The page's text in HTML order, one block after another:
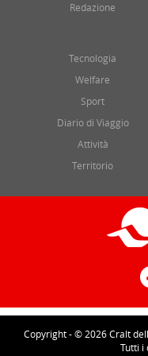
Redazione
Tecnologia
Welfare
Sport
Diario di Viaggio
Attività
Territorio
Copyright - © 2026 Cralt
Tutti i